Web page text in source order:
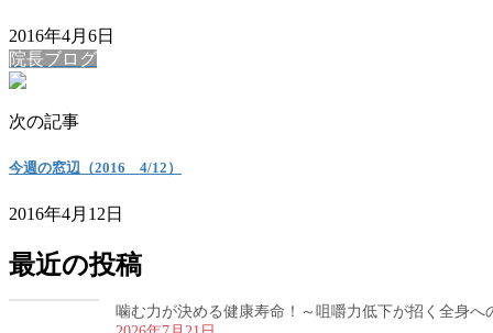
2016年4月6日
院長ブログ
次の記事
今週の窓辺（2016 4/12）
2016年4月12日
最近の投稿
噛む力が決める健康寿命！～咀嚼力低下が招く全身へ